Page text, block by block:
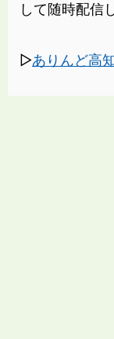
して随時配信
▷ありんど高